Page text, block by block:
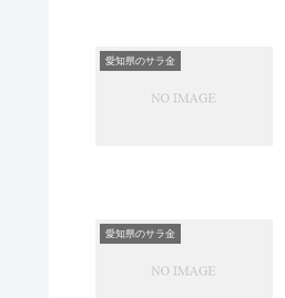
愛知県のサラ金
愛知県のサラ金